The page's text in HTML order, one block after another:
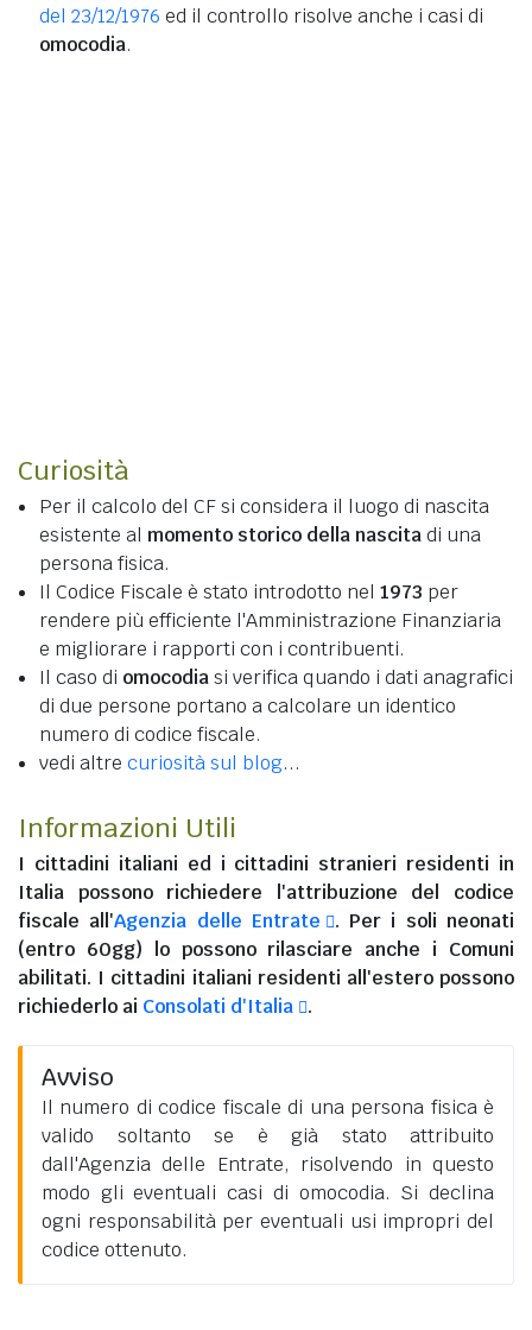
del 23/12/1976 ed il controllo risolve anche i casi di
omocodia.
Curiosità
Per il calcolo del CF si considera il luogo di nascita
esistente al momento storico della nascitadi una
persona fisica.
Il Codice Fiscale è stato introdotto nel 1973 per
rendere più efficiente l'Amministrazione Finanziaria
e migliorare i rapporti con i contribuenti.
Il caso di omocodiasi verifica quando i dati anagrafici
di due persone portano a calcolare un identico
numero di codice fiscale.
vedi altre curiosità sul blog...
Informazioni Utili
I cittadini italiani ed i cittadini stranieri residenti in
Italia possono richiedere l'attribuzione del codice
fiscale all'Agenzia delle Entrate
. Per i soli neonati
(entro 60gg) lo possono rilasciare anche i Comuni
abilitati. I cittadini italiani residenti all'esteropossono
richiederlo ai Consolati d'Italia .
Avviso
Il numero di codice fiscale di una persona fisica è
valido soltanto se è già stato attribuito
dall'Agenzia delle Entrate, risolvendo in questo
modo gli eventuali casi di omocodia. Si declina
ogni responsabilità per eventuali usi impropri del
codice ottenuto.